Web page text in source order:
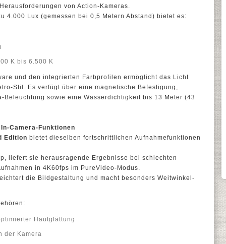
von Action-Kameras.
4.000 Lux (gemessen bei 0,5 Metern Abstand) bietet es:
K bis 6.500 K
und den integrierten Farbprofilen ermöglicht das Licht
Stil. Es verfügt über eine magnetische Befestigung,
Beleuchtung sowie eine Wasserdichtigkeit bis 13 Meter (43
Camera-Funktionen
Edition bietet dieselben fortschrittlichen Aufnahmefunktionen
liefert sie herausragende Ergebnisse bei schlechten
in 4K60fps im PureVideo-Modus.
die Bildgestaltung und macht besonders Weitwinkel-
Hautglättung
der Kamera